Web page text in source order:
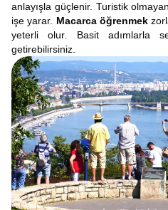
anlayışla güçlenir. Turistik
işe yarar. Macarca öğrenmek
yeterli olur. Basit adımlarla
getirebilirsiniz.